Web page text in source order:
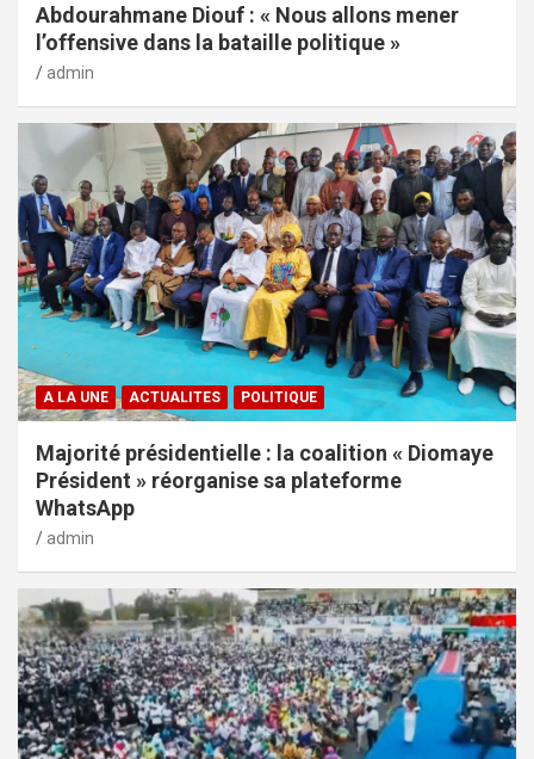
Abdourahmane Diouf : « Nous allons mener
l’offensive dans la bataille politique »
admin
A LA UNE ACTUALITES POLITIQUE
Majorité présidentielle : la coalition « Diomaye
Président » réorganise sa plateforme
WhatsApp
admin